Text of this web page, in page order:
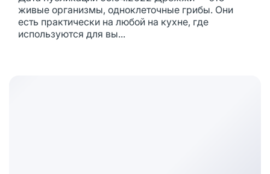
живые организмы, одноклеточные грибы. Они
есть практически на любой на кухне, где
используются для вы...